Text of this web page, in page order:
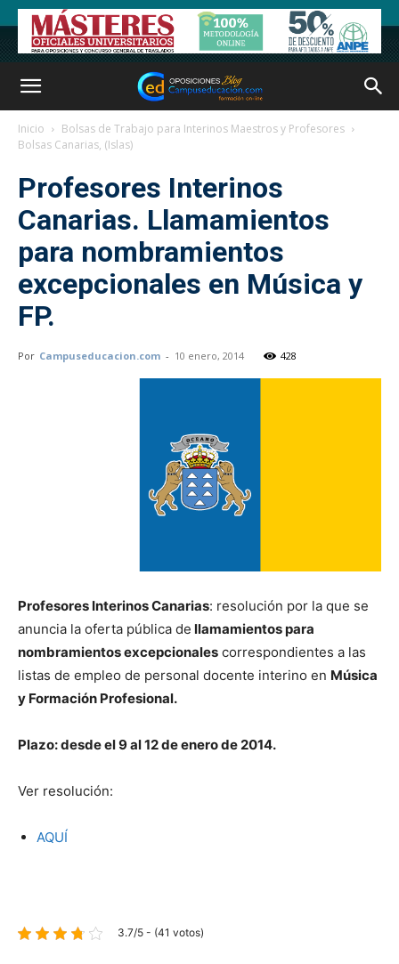
Inicio
Bolsas de Trabajo para Interinos Maestros y Profesores
Bolsas Canarias, (Islas)
Profesores Interinos
Canarias. Llamamientos
para nombramientos
excepcionales en Música y
FP.
Por Campuseducacion.com - 10 enero, 2014 428
Profesores Interinos Canarias: resolución por la que se
anuncia la oferta pública de llamamientos para
nombramientos excepcionales correspondientes a las
listas de empleo de personal docente interino en Música
y Formación Profesional.
Plazo: desde el 9 al 12 de enero de 2014.
Ver resolución:
AQUÍ
3.7/5 - (41 votos)